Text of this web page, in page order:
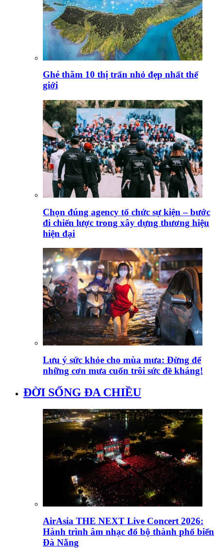
Ghé thăm 10 thị trấn nhỏ đẹp nhất thế
giới
Chọn đúng agency tổ chức sự kiện – bước
đi chiến lược trong xây dựng thương hiệu
hiện đại
Lưu ý sức khỏe cho mùa mưa: Đừng để
những cơn mưa cuốn trôi sức đề kháng!
ĐỜI SỐNG ĐA CHIỀU
AirAsia THE NEXT Live Concert 2026:
Hành trình âm nhạc đổ bộ thành phố biển
Đà Nẵng